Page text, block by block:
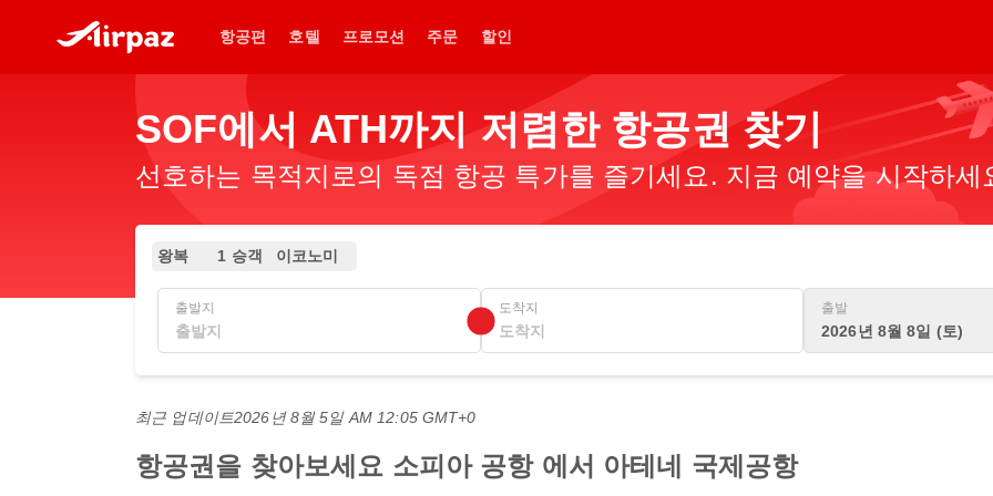
항공편 호텔 프로모션 주문 할인
SOF에서 ATH까지 저렴한 항공권 찾기
선호하는 목적지로의 독점 항공 특가를 즐기세요. 지금 예약을 시작하세
왕복 1 승객 이코노미
출발지 도착지 출발
2026년 8월 8일 (토)
최근 업데이트2026년 8월 5일 AM 12:05 GMT+0
항공권을 찾아보세요 소피아 공항 에서 아테네 국제공항